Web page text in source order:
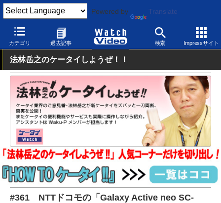
Powered by Translate
カテゴリ 過去記事 検索 Impressサイト
Watch Video モバイル スマートフォン Android
法林岳之のケータイしようぜ！！
#361 NTTドコモの「Galaxy Active neo SC-